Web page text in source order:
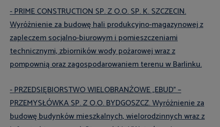
- PRIME CONSTRUCTION SP. Z O.O. SP. K. SZCZECIN.
Wyróżnienie za budowę hali produkcyjno-magazynowej z
zapleczem socjalno-biurowym i pomieszczeniami
technicznymi, zbiorników wody pożarowej wraz z
pompownią oraz zagospodarowaniem terenu w Barlinku.
- PRZEDSIĘBIORSTWO WIELOBRANŻOWE „EBUD” –
PRZEMYSŁÓWKA SP. Z O.O. BYDGOSZCZ. Wyróżnienie za
budowę budynków mieszkalnych, wielorodzinnych wraz z